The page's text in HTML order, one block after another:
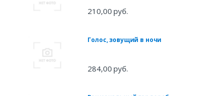
210,00 руб.
Голос, зовущий в ночи
284,00 руб.